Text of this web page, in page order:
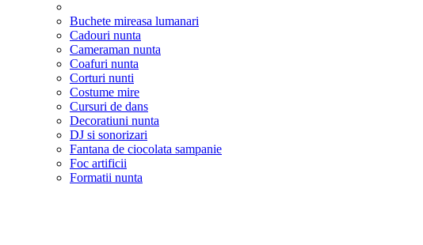
Buchete mireasa lumanari
Cadouri nunta
Cameraman nunta
Coafuri nunta
Corturi nunti
Costume mire
Cursuri de dans
Decoratiuni nunta
DJ si sonorizari
Fantana de ciocolata sampanie
Foc artificii
Formatii nunta